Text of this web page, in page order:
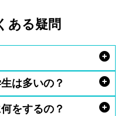
ある疑問
は多いの？
をするの？